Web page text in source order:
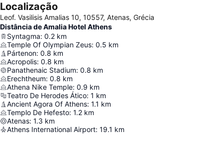
Localização
Leof. Vasilisis Amalias 10, 10557, Atenas, Grécia
Distância de Amalia Hotel Athens
Syntagma: 0.2 km
Temple Of Olympian Zeus: 0.5 km
Pártenon: 0.8 km
Acropolis: 0.8 km
Panathenaic Stadium: 0.8 km
Erechtheum: 0.8 km
Athena Nike Temple: 0.9 km
Teatro De Herodes Ático: 1 km
Ancient Agora Of Athens: 1.1 km
Templo De Hefesto: 1.2 km
Atenas: 1.3 km
Athens International Airport: 19.1 km